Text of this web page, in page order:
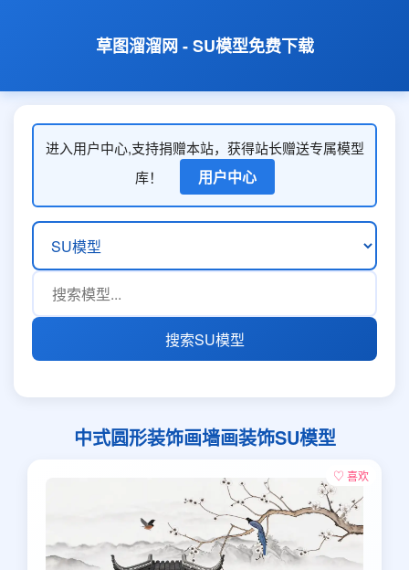
草图溜溜网 - SU模型免费下载
进入用户中心,支持捐赠本站，获得站长赠送专属模型
库！
用户中心
搜索SU模型
中式圆形装饰画墙画装饰SU模型
♡ 喜欢